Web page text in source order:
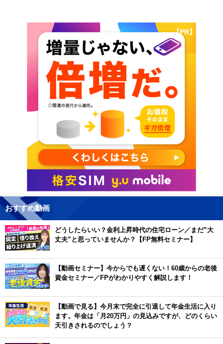
【PR】
おすすめ動画
どうしたらいい？金利上昇時代の住宅ローン／まだ”大
丈夫”と思っていませんか？【FP無料セミナー】
【動画セミナー】今からでも遅くない！60歳からの老後
資金セミナー／FPがわかりやすく解説します！
【動画で見る】今月末で完全に引退して年金生活に入り
ます。年金は「月20万円」の見込みですが、どのくらい
天引きされるのでしょう？